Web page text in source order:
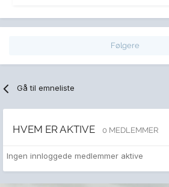
Følgere
Gå til emneliste
HVEM ER AKTIVE 0 MEDLEMMER
Ingen innloggede medlemmer aktive